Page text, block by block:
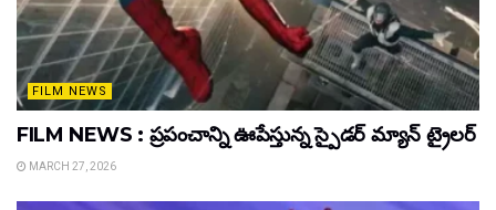
FILM NEWS
FILM NEWS : ప్రపంచాన్ని ఊపేస్తున్న స్పైడర్ మ్యాన్ ట్రైలర్
MARCH 27, 2026